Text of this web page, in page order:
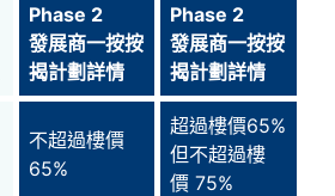
Phase 2
發展商一按按
揭計劃詳情
Phase 2
發展商一按按
揭計劃詳情
不超過樓價
65%
超過樓價65%
但不超過樓
價 75%